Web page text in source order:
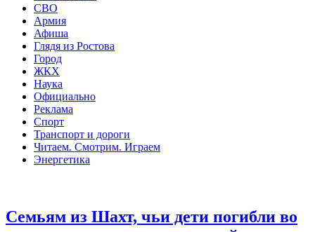
СВО
Армия
Афиша
Глядя из Ростова
Город
ЖКХ
Наука
Официально
Реклама
Спорт
Транспорт и дороги
Читаем. Смотрим. Играем
Энергетика
Семьям из Шахт, чьи дети погибли во